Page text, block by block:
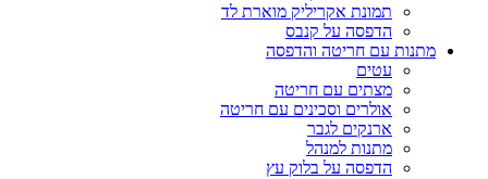
תמונת אקריליק מוארת לד
הדפסה על קנבס
מתנות עם חריטה והדפסה
עטים
מצתים עם חריטה
אולרים וסכינים עם חריטה
ארנקים לגבר
מתנות למנהל
הדפסה על בלוק עץ